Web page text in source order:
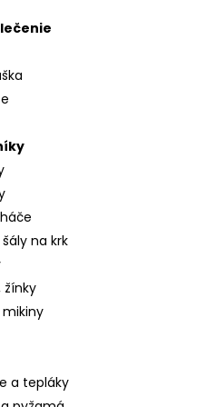
na krk
žínky
mikiny
a tepláky